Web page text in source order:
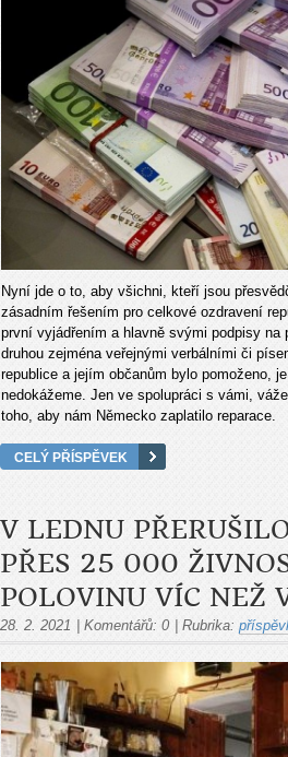
Nyní jde o to, aby všichni, kteří jsou
zásadním řešením pro celkové ozdravení
první vyjádřením a hlavně svými podpisy na
druhou zejména veřejnými verbálními či
republice a jejím občanům bylo pomoženo,
nedokážeme. Jen ve spolupráci s vámi,
toho, aby nám Německo zaplatilo reparace.
CELÝ PŘÍSPĚVEK
V LEDNU
PŘES 25 000
POLOVINU VÍC NEŽ
28. 2. 2021 Komentářů: 0 Rubrika: